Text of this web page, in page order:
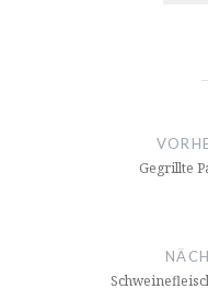
Gegrillte